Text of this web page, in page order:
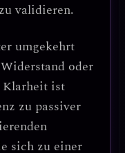
validieren.
umgekehrt
oder
ist
zu passiver
sich zu einer